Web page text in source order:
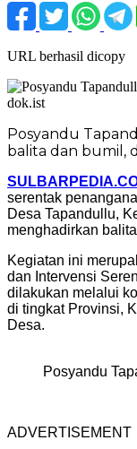
URL berhasil dicopy
Posyandu
balita dan bumil,
serentak
Desa Tapandullu,
menghadirkan
Kegiatan ini
dan Intervensi
dilakukan melalui
di tingkat Provinsi,
Desa.
Posyandu
ADVERTISEMENT